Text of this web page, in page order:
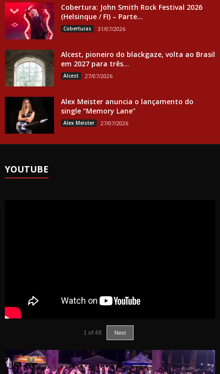
Cobertura: John Smith Rock Festival 2026
(Helsinque / FI) – Parte...
Coberturas 31/07/2026
Alcest, pioneiro do blackgaze, volta ao Brasil
em 2027 para três...
Alcest 27/07/2026
Alex Meister anuncia o lançamento do
single “Memory Lane”
Alex Meister 27/07/2026
YOUTUBE
1 of 48 Next